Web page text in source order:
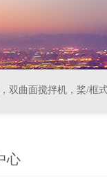
面搅拌机，桨/框式搅拌
心